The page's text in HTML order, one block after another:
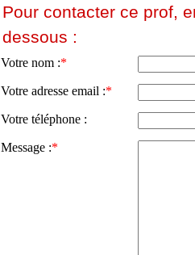
Pour contacter ce prof,
dessous :
Votre nom :*
Votre adresse email :*
Votre téléphone :
Message :*